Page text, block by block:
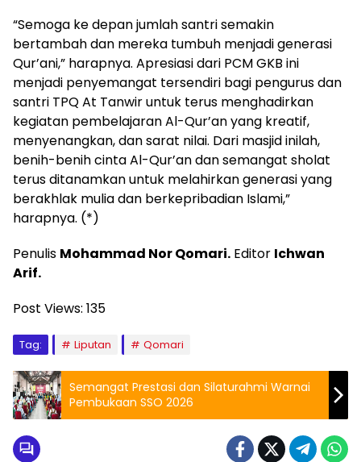
“Semoga ke depan jumlah santri semakin
bertambah dan mereka tumbuh menjadi generasi
Qur’ani,” harapnya. Apresiasi dari PCM GKB ini
menjadi penyemangat tersendiri bagi pengurus dan
santri TPQ At Tanwir untuk terus menghadirkan
kegiatan pembelajaran Al-Qur’an yang kreatif,
menyenangkan, dan sarat nilai. Dari masjid inilah,
benih-benih cinta Al-Qur’an dan semangat sholat
terus ditanamkan untuk melahirkan generasi yang
berakhlak mulia dan berkepribadian Islami,”
harapnya. (*)
Penulis Mohammad Nor Qomari. Editor Ichwan
Arif.
Post Views: 135
Tag: Liputan Qomari
Semangat Prestasi dan Silaturahmi Warnai
Pembukaan SSO 2026